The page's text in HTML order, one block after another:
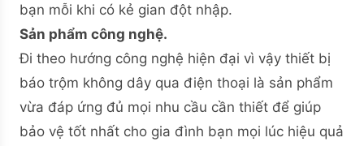
bạn mỗi khi có kẻ gian đột nhập.
Sản phẩm công nghệ.
Đi theo hướng công nghệ hiện đại vì vậy thiết bị
báo trộm không dây qua điện thoại là sản phẩm
vừa đáp ứng đủ mọi nhu cầu cần thiết để giúp
bảo vệ tốt nhất cho gia đình bạn mọi lúc hiệu quả